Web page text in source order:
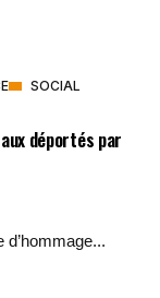
SOCIAL
déportés par